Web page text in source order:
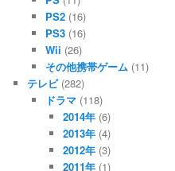
PS2(16)
PS3(16)
Wii (26)
その他携帯ゲーム(11)
テレビ(282)
ドラマ(118)
2014年 (6)
2013年 (4)
2012年 (3)
2011年 (1)